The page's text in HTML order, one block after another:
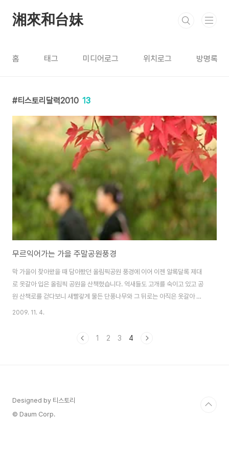
湘來和台妹
홈 태그 미디어로그 위치로그 방명록
티스토리달력2010 13
무르익어가는 가을 주말공원풍경
막 가을이 찾아왔을 때 담아봤던 올림픽공원 풍경에 이어 이젠 알록달록 제대
로 옷갈아 입은 올림픽 공원을 산책했습니다. 억새들도 고개를 숙이고 있고 공
원 산책로를 걷다보니 새빨갛게 물든 단풍나무와 그 뒤로는 아직은 옷갈아 입
지 못한 잎들이 오히려 더 새빨간 단풍나무를 돋보이게 하는 것 같아요. 한 쌍의
그리고 노부부...가족.. 다양한 사람들이 산책로를 거닐고 있네요. 올림픽공원
2009. 11. 4.
1 2 3 4
Designed by 티스토리
© Daum Corp.